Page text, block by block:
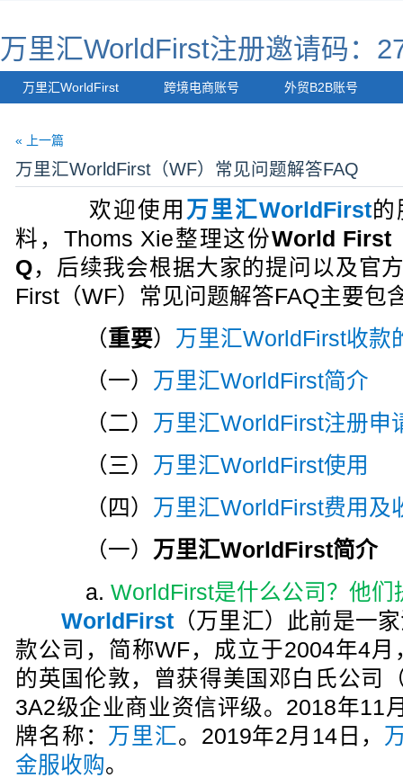
万里汇WorldFirst注册邀请码：
万里汇WorldFirst 跨境电商账号 外贸B2B账号
« 上一篇
万里汇WorldFirst（WF）常见问题解答FAQ
欢迎使用 万里汇WorldFirst的
料，Thoms Xie整理这份World First
Q，后续我会根据大家的提问以及官
First（WF）常见问题解答FAQ主要包
（重要）
万里汇WorldFirst收款
（一）
万里汇WorldFirst简介
（二）
万里汇WorldFirst注册申
（三）
万里汇WorldFirst使用
（四）
万里汇WorldFirst费用及
（一） 万里汇WorldFirst简介
a.WorldFirst是什么公司？他们
WorldFirst（万里汇）此前是一
款公司，简称WF，成立于2004年4
的英国伦敦，曾获得美国邓白氏公司
3A2级企业商业资信评级。2018年11
牌名称： 万里汇 。2019年2月14日，
金服收购。